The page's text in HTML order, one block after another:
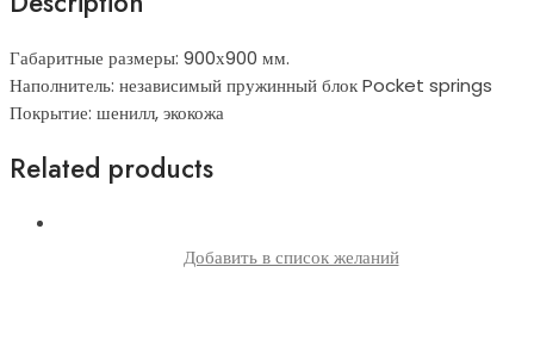
Габаритные размеры: 900х900 мм.
Наполнитель: независимый пружинный блок Pocket springs
Покрытие: шенилл, экокожа
Related products
Добавить в список желаний